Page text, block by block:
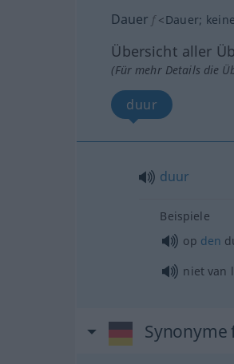
Dauer f <Dauer;
Übersicht aller
(Für mehr Details die
duur
duur
Beispiele
op den
niet van
Synonyme